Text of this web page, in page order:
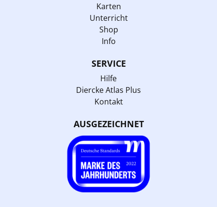
Karten
Unterricht
Shop
Info
SERVICE
Hilfe
Diercke Atlas Plus
Kontakt
AUSGEZEICHNET